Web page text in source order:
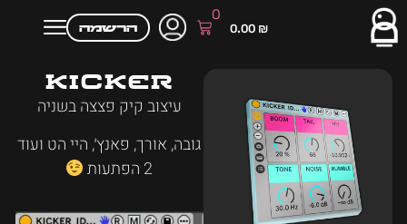
הרשמה 0.00 ₪
0
Kicker
עיצוב קיק פצצה בשניה
גובה, אורך, פאנץ׳, היי הט ועוד
2 הפתעות